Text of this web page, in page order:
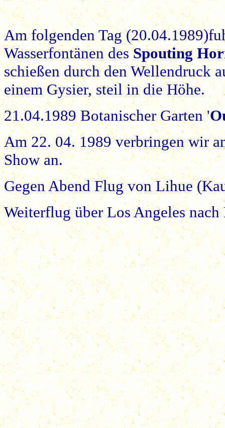
Am folgenden Tag
Wasserfontänen desSpouting
schießen durch den Wellendruck
einem Gysier, steil in die Höhe.
21.04.1989 Botanischer Garten '
Am 22. 04. 1989 verbringen wir
Show an.
Gegen Abend Flug von Lihue
Weiterflug über Los Angeles nach